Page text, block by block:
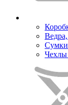
Чехлы